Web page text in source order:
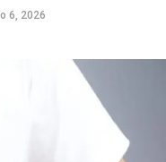
6, 2026